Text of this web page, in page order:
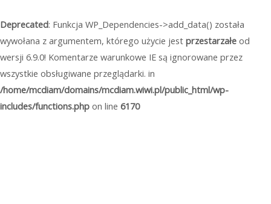
Deprecated: Funkcja WP_Dependencies->add_data() została
wywołana z argumentem, którego użycie jest przestarzałe od
wersji 6.9.0! Komentarze warunkowe IE są ignorowane przez
wszystkie obsługiwane przeglądarki. in
/home/mcdiam/domains/mcdiam.wiwi.pl/public_html/wp-
includes/functions.php on line 6170
do
treści